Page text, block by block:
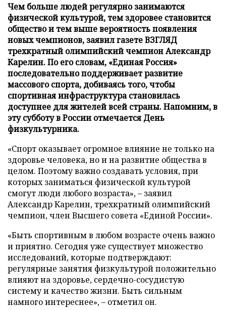
Чем больше людей регулярно занимаются
физической культурой, тем здоровее становится
общество и тем выше вероятность появления
новых чемпионов, заявил газете ВЗГЛЯД
трехкратный олимпийский чемпион Александр
Карелин. По его словам, «Единая Россия»
последовательно поддерживает развитие
массового спорта, добиваясь того, чтобы
спортивная инфраструктура становилась
доступнее для жителей всей страны. Напомним, в
эту субботу в России отмечается День
физкультурника.
«Спорт оказывает огромное влияние не только на
здоровье человека, но и на развитие общества в
целом. Поэтому важно создавать условия, при
которых заниматься физической культурой
смогут люди любого возраста», – заявил
Александр Карелин, трехкратный олимпийский
чемпион, член Высшего совета «Единой России».
«Быть спортивным в любом возрасте очень важно
и приятно. Сегодня уже существует множество
исследований, которые подтверждают:
регулярные занятия физкультурой положительно
влияют на здоровье, сердечно-сосудистую
систему и качество жизни. Быть сильным
намного интереснее», – отметил он.